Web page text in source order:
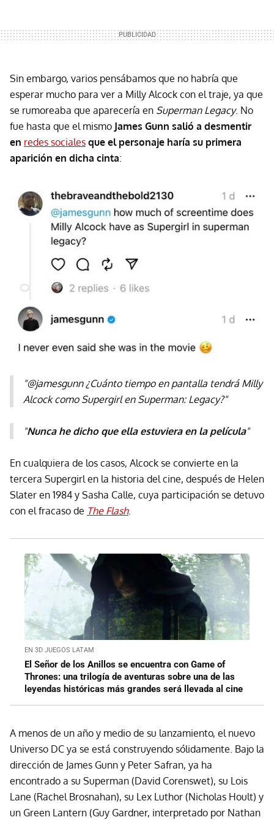
Sin embargo, varios pensábamos que no habría que
esperar mucho para ver a Milly Alcock con el traje, ya que
se rumoreaba que aparecería en Superman Legacy. No
fue hasta que el mismo James Gunn salió a desmentir
en redes sociales que el personaje haría su primera
aparición en dicha cinta:
"@jamesgunn ¿Cuánto tiempo en pantalla tendrá Milly
Alcock como Supergirl en Superman: Legacy?"
"Nunca he dicho que ella estuviera en la película"
En cualquiera de los casos, Alcock se convierte en la
tercera Supergirl en la historia del cine, después de Helen
Slater en 1984 y Sasha Calle, cuya participación se detuvo
con el fracaso de The Flash.
EN 3D JUEGOS LATAM
El Señor de los Anillos se encuentra con Game of
Thrones: una trilogía de aventuras sobre una de las
leyendas históricas más grandes será llevada al cine
A menos de un año y medio de su lanzamiento, el nuevo
Universo DC ya se está construyendo sólidamente. Bajo la
dirección de James Gunn y Peter Safran, ya ha
encontrado a su Superman (David Corenswet), su Lois
Lane (Rachel Brosnahan), su Lex Luthor (Nicholas Hoult) y
un Green Lantern (Guy Gardner, interpretado por Nathan